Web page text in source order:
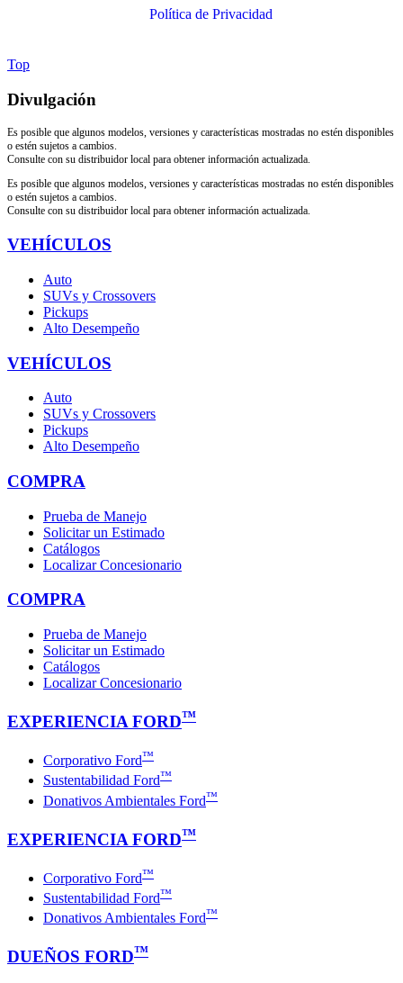
Política de Privacidad
Top
Divulgación
Es posible que algunos modelos, versiones y características mostradas no estén disponibles
o estén sujetos a cambios.
Consulte con su distribuidor local para obtener información actualizada.
Es posible que algunos modelos, versiones y características mostradas no estén disponibles
o estén sujetos a cambios.
Consulte con su distribuidor local para obtener información actualizada.
VEHÍCULOS
Auto
SUVs y Crossovers
Pickups
Alto Desempeño
VEHÍCULOS
Auto
SUVs y Crossovers
Pickups
Alto Desempeño
COMPRA
Prueba de Manejo
Solicitar un Estimado
Catálogos
Localizar Concesionario
COMPRA
Prueba de Manejo
Solicitar un Estimado
Catálogos
Localizar Concesionario
EXPERIENCIA FORD™
Corporativo Ford™
Sustentabilidad Ford™
Donativos Ambientales Ford™
EXPERIENCIA FORD™
Corporativo Ford™
Sustentabilidad Ford™
Donativos Ambientales Ford™
DUEÑOS FORD™